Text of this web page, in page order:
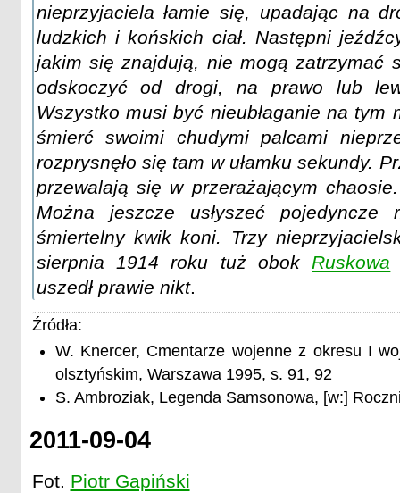
nieprzyjaciela łamie się, upadając na
ludzkich i końskich ciał. Następni
jakim się znajdują, nie mogą zatrzymać
odskoczyć od drogi, na prawo lub
Wszystko musi być nieubłaganie na tym
śmierć swoimi chudymi palcami
rozprysnęło się tam w ułamku sekundy.
przewalają się w przerażającym
Można jeszcze usłyszeć pojedyncze
śmiertelny kwik koni. Trzy
sierpnia 1914 roku tuż obok Ruskowa
uszedł prawie nikt.
Źródła:
W. Knercer, Cmentarze wojenne z okresu I
olsztyńskim, Warszawa 1995, s. 91, 92
S. Ambroziak, Legenda Samsonowa, [w:]
2011-09-04
Fot. Piotr Gapiński